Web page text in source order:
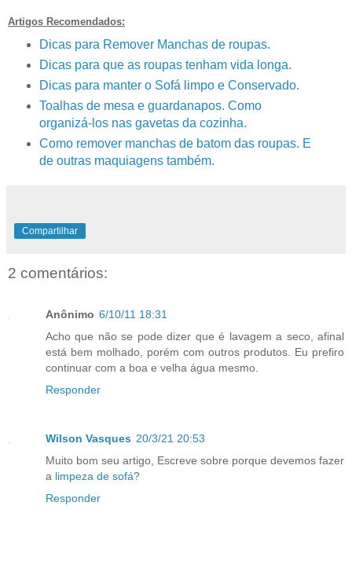
Artigos Recomendados:
Dicas para Remover Manchas de roupas.
Dicas para que as roupas tenham vida longa.
Dicas para manter o Sofá limpo e Conservado.
Toalhas de mesa e guardanapos. Como
organizá-los nas gavetas da cozinha.
Como remover manchas de batom das roupas. E
de outras maquiagens também.
Compartilhar
2 comentários:
Anônimo 6/10/11 18:31
Acho que não se pode dizer que é lavagem a seco, afinal
está bem molhado, porém com outros produtos. Eu prefiro
continuar com a boa e velha água mesmo.
Responder
Wilson Vasques 20/3/21 20:53
Muito bom seu artigo, Escreve sobre porque devemos fazer
a limpeza de sofá?
Responder